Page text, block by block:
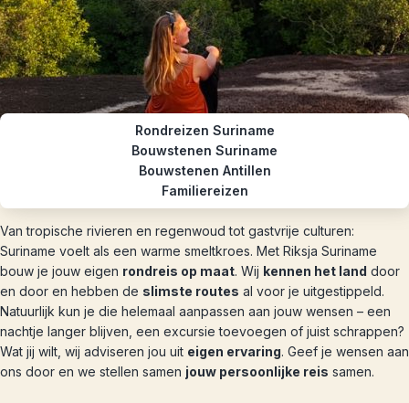
Rondreizen Suriname
Bouwstenen Suriname
Bouwstenen Antillen
Familiereizen
Van tropische rivieren en regenwoud tot gastvrije culturen:
Suriname voelt als een warme smeltkroes. Met Riksja Suriname
bouw je jouw eigen rondreis op maat. Wij kennen het land door
en door en hebben de slimste routes al voor je uitgestippeld.
Natuurlijk kun je die helemaal aanpassen aan jouw wensen – een
nachtje langer blijven, een excursie toevoegen of juist schrappen?
Wat jij wilt, wij adviseren jou uit eigen ervaring. Geef je wensen aan
ons door en we stellen samen jouw persoonlijke reis samen.